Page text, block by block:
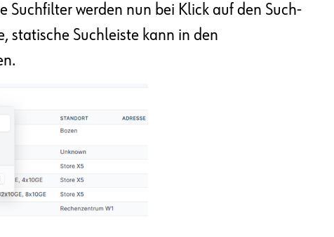
Suchfilter werden nun bei Klick auf den Such-
statische Suchleiste kann in den